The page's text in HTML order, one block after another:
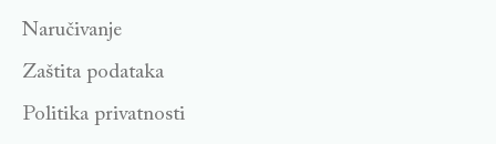
Naručivanje
Zaštita podataka
Politika privatnosti